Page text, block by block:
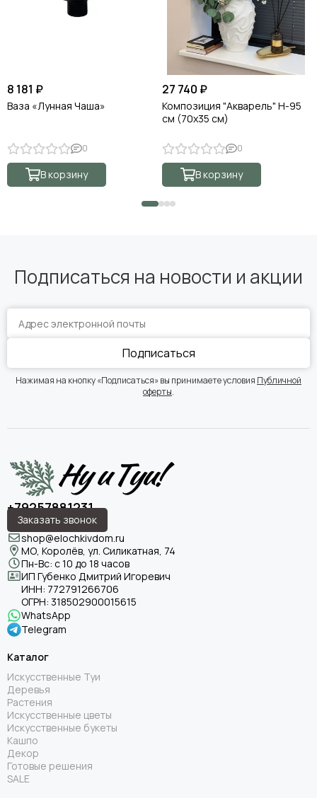
8 181 ₽
Ваза «Лунная Чаша»
0
В корзину
27 740 ₽
Композиция "Акварель" H-95
см (70х35 см)
0
В корзину
Подписаться на новости и акции
Подписаться
Нажимая на кнопку «Подписаться» вы принимаете условия Публичной
оферты.
+79257881231
Заказать звонок
shop@elochkivdom.ru
МО, Королёв, ул. Силикатная, 74
Пн-Вс: с 10 до 18 часов
ИП Губенко Дмитрий Игоревич
ИНН: 772791266706
ОГРН: 318502900015615
WhatsApp
Telegram
Каталог
Искусственные Туи
Деревья
Растения
Искусственные цветы
Искусственные букеты
Кашпо
Декор
Готовые решения
SALE